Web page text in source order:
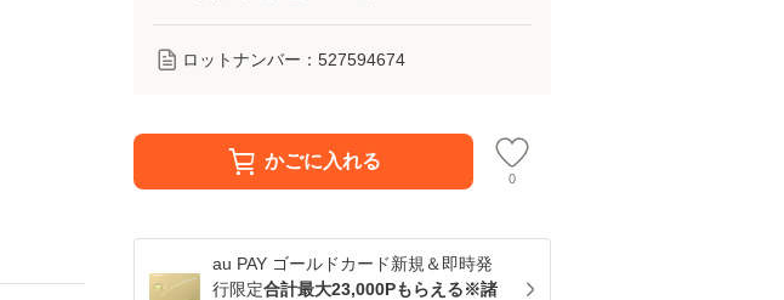
ロットナンバー： 527594674
かごに入れる
0
au PAY ゴールドカード新規＆即時発
行限定合計最大23,000Pもらえる※諸